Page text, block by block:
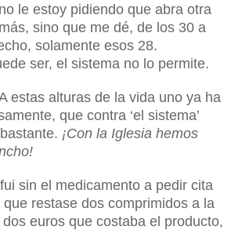
le estoy pidiendo que abra otra
sino que me dé, de los 30 a
solamente esos 28.
ser, el sistema no lo permite.
estas alturas de la vida uno ya ha
que contra ‘el sistema’
¡Con la Iglesia hemos
sin el medicamento a pedir cita
restase dos comprimidos a la
euros que costaba el producto,